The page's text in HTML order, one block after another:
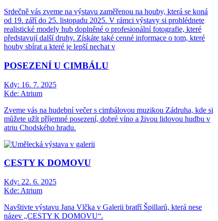
Srdečně vás zveme na výstavu zaměřenou na houby, která se koná
od 19. září do 25. listopadu 2025. V rámci výstavy si prohlédnete
realistické modely hub doplněné o profesionální fotografie, které
představují další druhy. Získáte také cenné informace o tom, které
houby sbírat a které je lepší nechat v
POSEZENÍ U CIMBÁLU
Kdy: 16. 7. 2025
Kde: Atrium
Zveme vás na hudební večer s cimbálovou muzikou Zádruha, kde si
můžete užít příjemné posezení, dobré víno a živou lidovou hudbu v
atriu Chodského hradu.
CESTY K DOMOVU
Kdy: 22. 6. 2025
Kde: Atrium
Navštivte výstavu Jana Vlčka v Galerii bratří Špillarů, která nese
název „CESTY K DOMOVU“.